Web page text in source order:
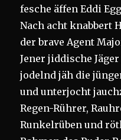
fesche äffen Eddi
Nach acht knabbert
der brave Agent
Jener jiddische
jodelnd jäh die
und unterjocht
Regen-Rührer,
Runkelrüben und